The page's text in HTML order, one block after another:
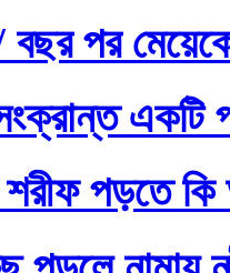
/ বছর পর
পড়তে